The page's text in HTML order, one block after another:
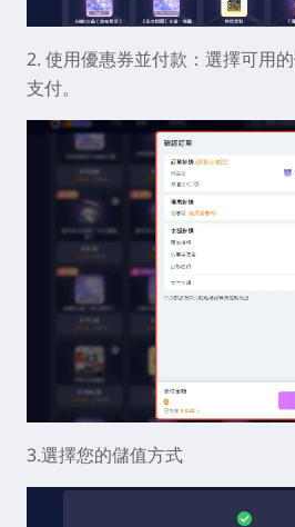
2. 使用優惠券並付款：選擇可用
支付。
3.選擇您的儲值方式